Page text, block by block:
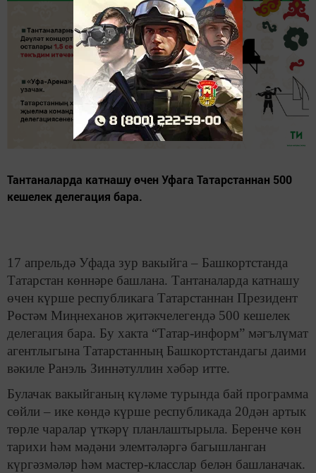
Тантаналарда катнашу өчен Уфага Татарстаннан 500
кешелек делегация бара.
17 апрельдә Уфада зур вакыйга – Башкортстанда
Татарстан көннәре башлана. Тантаналарда катнашу
өчен күрше республикага Татарстаннан Президент
Рөстәм Миңнеханов җитәкчелегендә 500 кешелек
делегация бара. Бу хакта “Татар-информ” мәгълүмат
агентлыгына Татарстанның Башкортстандагы даими
вәкиле Ранэль Зиннәтуллин хәбәр итте.
Булачак вакыйганың күләме турында бай программа
сөйли – ике көндә күрше республикада 20дән артык
төрле чаралар үткәрү планлаштырыла. Беренче көн
тарихи һәм мәдәни элемтәләргә багышланган
күргәзмәләр һәм мастер-класслар белән башланачак.